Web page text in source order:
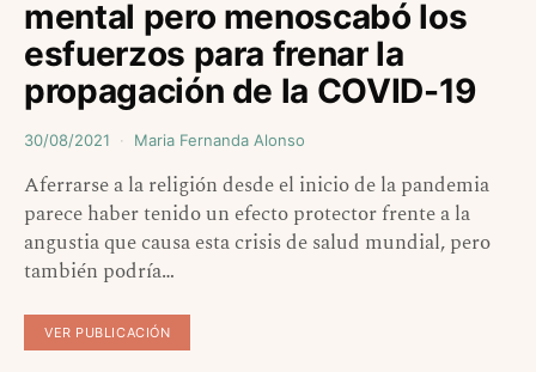
mental pero menoscabó los
esfuerzos para frenar la
propagación de la COVID-19
30/08/2021 Maria Fernanda Alonso
Aferrarse a la religión desde el inicio de la pandemia
parece haber tenido un efecto protector frente a la
angustia que causa esta crisis de salud mundial, pero
también podría…
VER PUBLICACIÓN